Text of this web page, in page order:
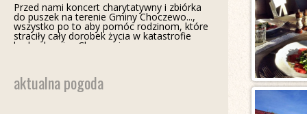
Biuletyn informacji publicznej gminy
Choczewo - Wieści Choczewskie nr 11 /
listopad 2019
Biuletyn informacji publicznej gminy
Choczewo - Wieści Choczewskie nr 10 /
październik 2019
Przed nami koncert charytatywny i zbiórka
do puszek na terenie Gminy Choczewo...,
wszystko po to aby pomóc rodzinom, które
straciły cały dorobek życia w katastrofie
budowlanej w Choczewie
aktualna pogoda